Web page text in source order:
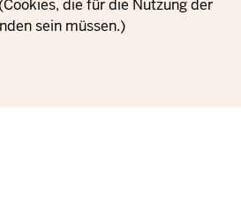
die für die Nutzung der
sein müssen.)